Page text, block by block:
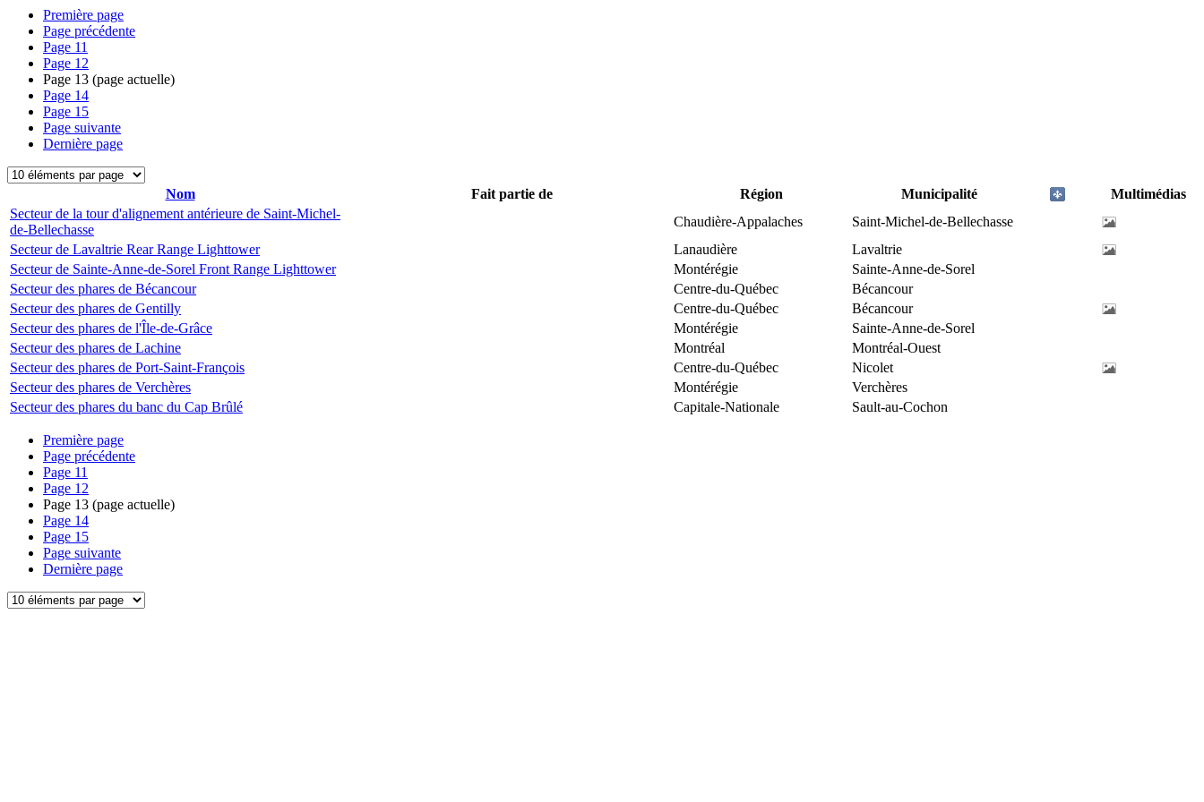
Première page
Page précédente
Page 11
Page 12
Page 13 (page actuelle)
Page 14
Page 15
Page suivante
Dernière page
Nom Fait partie de Région Municipalité
Multimédias
Secteur de la tour d'alignement antérieure de Saint-Michel-
de-Bellechasse
Chaudière-Appalaches
Saint-Michel-de-Bellechasse
Secteur de Lavaltrie Rear Range Lighttower
Lanaudière
Lavaltrie
Secteur de Sainte-Anne-de-Sorel Front Range Lighttower
Montérégie
Sainte-Anne-de-Sorel
Secteur des phares de Bécancour
Centre-du-Québec
Bécancour
Secteur des phares de Gentilly
Centre-du-Québec
Bécancour
Secteur des phares de l'Île-de-Grâce
Montérégie
Sainte-Anne-de-Sorel
Secteur des phares de Lachine
Montréal
Montréal-Ouest
Secteur des phares de Port-Saint-François
Centre-du-Québec
Nicolet
Secteur des phares de Verchères
Montérégie
Verchères
Secteur des phares du banc du Cap Brûlé
Capitale-Nationale Sault-au-Cochon
Première page
Page précédente
Page 11
Page 12
Page 13 (page actuelle)
Page 14
Page 15
Page suivante
Dernière page